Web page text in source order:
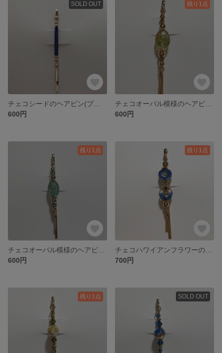
SOLD OUT
600円
残り1点
600円
残り1点
600円
残り1点
700円
残り1点 SOLD OUT